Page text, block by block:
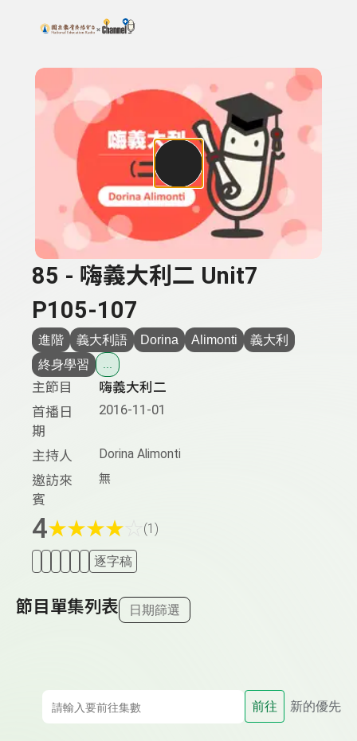
上方功能區塊
搜尋關鍵字：可輸入節目名稱、主持人或關鍵字
85 - 嗨義大利二 Unit7
P105-107
進階 義大利語 Dorina Alimonti
義大利
終身學習
...
主節目
嗨義大利二
首播日
期
2016-11-01
主持人 Dorina Alimonti
邀訪來
賓
無
4★★★★ (1)
逐字稿
節目單集列表 日期篩選
前往 新的優先